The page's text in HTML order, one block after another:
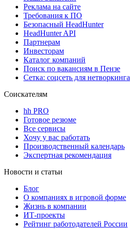
Реклама на сайте
Требования к ПО
Безопасный HeadHunter
HeadHunter API
Партнерам
Инвесторам
Каталог компаний
Поиск по вакансиям в Пензе
Сетка: соцсеть для нетворкинга
Соискателям
hh PRO
Готовое резюме
Все сервисы
Хочу у вас работать
Производственный календарь
Экспертная рекомендация
Новости и статьи
Блог
О компаниях в игровой форме
Жизнь в компании
ИТ-проекты
Рейтинг работодателей России